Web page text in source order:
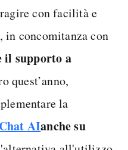
con facilità e
in concomitanza con
il supporto a
quest’anno,
la
AIanche su